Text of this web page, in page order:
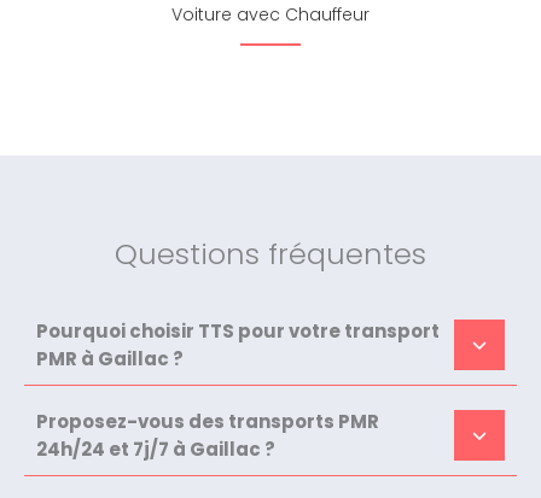
Voiture avec Chauffeur
Questions fréquentes
Pourquoi choisir TTS pour votre transport
PMR à Gaillac ?
Proposez-vous des transports PMR
24h/24 et 7j/7 à Gaillac ?